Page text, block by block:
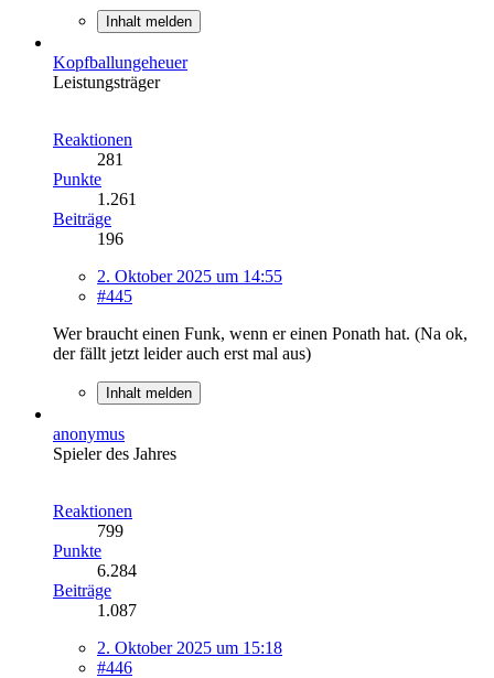
Inhalt melden
Kopfballungeheuer
Leistungsträger
Reaktionen
281
Punkte
1.261
Beiträge
196
2. Oktober 2025 um 14:55
#445
Wer braucht einen Funk, wenn er einen Ponath hat. (Na ok,
der fällt jetzt leider auch erst mal aus)
Inhalt melden
anonymus
Spieler des Jahres
Reaktionen
799
Punkte
6.284
Beiträge
1.087
2. Oktober 2025 um 15:18
#446